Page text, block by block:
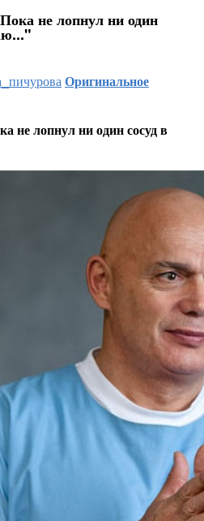
не лопнул ни один
Оригинальное
не лопнул ни один сосуд в